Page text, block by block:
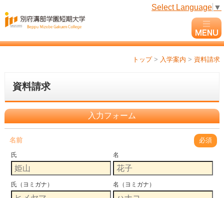
Select Language ▼
トップ > 入学案内 > 資料請求
資料請求
入力フォーム
名前 必須
氏 名
氏（ヨミガナ） 名（ヨミガナ）